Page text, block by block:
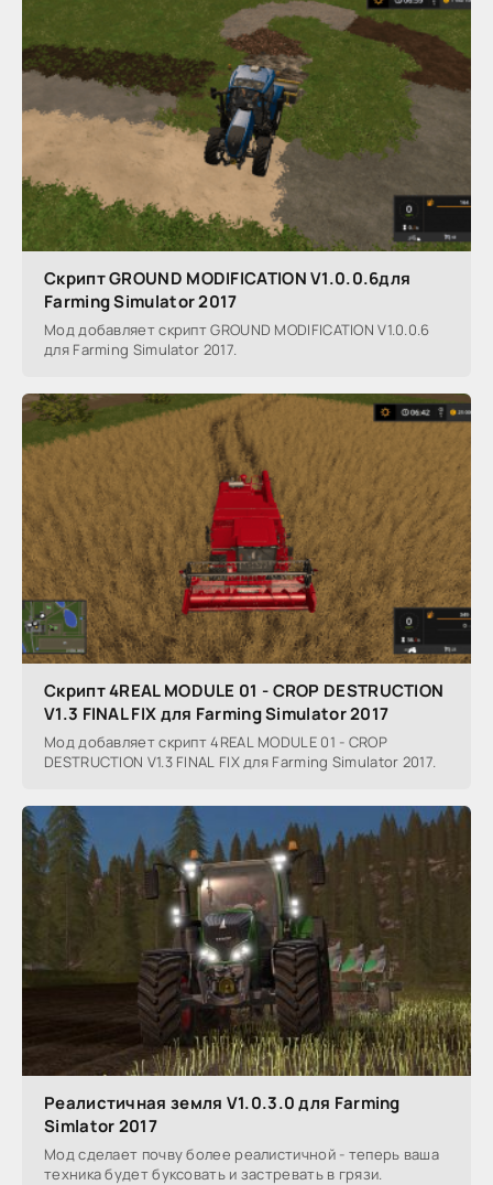
Скрипт GROUND MODIFICATION V1.0.0.6для
Farming Simulator 2017
Мод добавляет скрипт GROUND MODIFICATION V1.0.0.6
для Farming Simulator 2017.
Скрипт 4REAL MODULE 01 - CROP DESTRUCTION
V1.3 FINAL FIX для Farming Simulator 2017
Мод добавляет скрипт 4REAL MODULE 01 - CROP
DESTRUCTION V1.3 FINAL FIX для Farming Simulator 2017.
Реалистичная земля V1.0.3.0 для Farming
Simlator 2017
Мод сделает почву более реалистичной - теперь ваша
техника будет буксовать и застревать в грязи.